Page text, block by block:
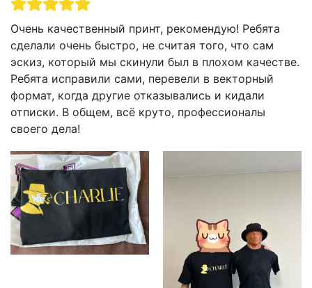
Очень качественный принт, рекомендую! Ребята
сделали очень быстро, не считая того, что сам
эскиз, который мы скинули был в плохом качестве.
Ребята исправили сами, перевели в векторный
формат, когда другие отказывались и кидали
отписки. В общем, всё круто, профессионалы
своего дела!